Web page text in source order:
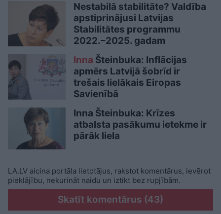
Nestabilā stabilitāte? Valdība
apstiprinājusi Latvijas
Stabilitātes programmu
2022.–2025. gadam
Inna Šteinbuka: Inflācijas
apmērs Latvijā šobrīd ir
trešais lielākais Eiropas
Savienībā
Inna Šteinbuka: Krīzes
atbalsta pasākumu ietekme ir
pārāk liela
LA.LV aicina portāla lietotājus, rakstot komentārus, ievērot
pieklājību, nekurināt naidu un iztikt bez rupjībām.
Skatīt komentārus (43)